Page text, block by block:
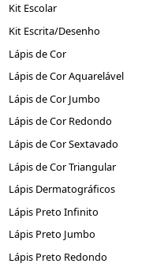
Kit Escolar
Kit Escrita/Desenho
Lápis de Cor
Lápis de Cor Aquarelável
Lápis de Cor Jumbo
Lápis de Cor Redondo
Lápis de Cor Sextavado
Lápis de Cor Triangular
Lápis Dermatográficos
Lápis Preto Infinito
Lápis Preto Jumbo
Lápis Preto Redondo